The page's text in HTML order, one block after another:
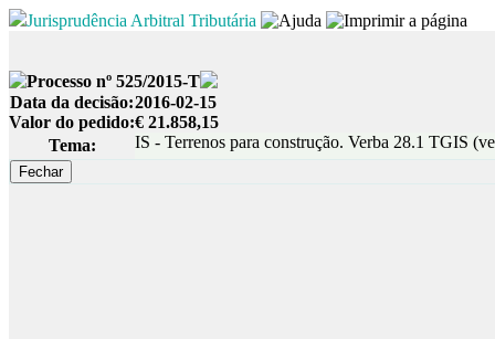
Jurisprudência Arbitral Tributária
Processo nº 525/2015-T
Data da decisão:2016-02-15
Valor do pedido:€ 21.858,15
Tema:
IS - Terrenos para construção. Verba 28.1 TGIS